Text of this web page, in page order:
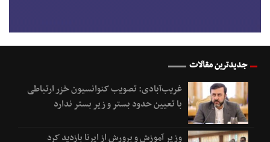
جدیدترین مقالات
غریب‌آبادی: تصویب کنوانسیون خزر ارتباطی
با تعیین حدود بستر و زیر بستر ندارد
وزیر آموزش و پرورش از ایرنا بازدید کرد